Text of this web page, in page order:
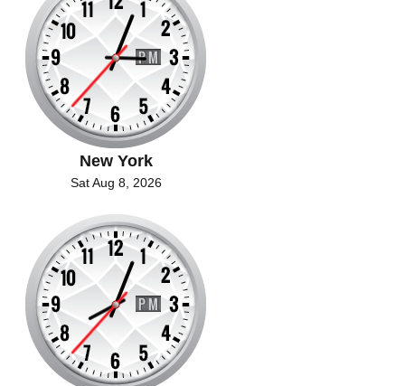
New York
Sat Aug 8, 2026